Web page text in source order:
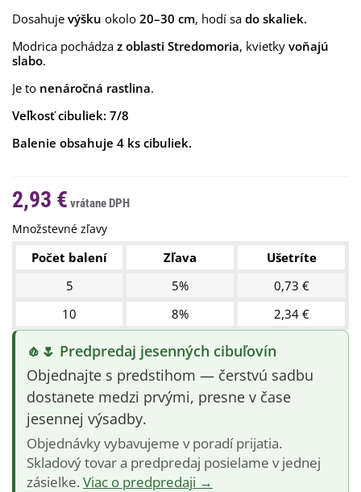
Dosahuje výšku okolo 20–30 cm, hodí sa do skaliek.
Modrica pochádza z oblasti Stredomoria, kvietky voňajú
slabo.
Je to nenáročná rastlina.
Veľkosť cibuliek: 7/8
Balenie obsahuje 4 ks cibuliek.
2,93 €
Množstevné zľavy
Počet balení Zľava
Ušetríte
5
5%
0,73 €
10
8% 2,34 €
🧄🌷 Predpredaj jesenných cibuľovín
Objednajte s predstihom — čerstvú sadbu
dostanete medzi prvými, presne v čase
jesennej výsadby.
Objednávky vybavujeme v poradí prijatia.
Skladový tovar a predpredaj posielame v jednej
zásielke. Viac o predpredaji →